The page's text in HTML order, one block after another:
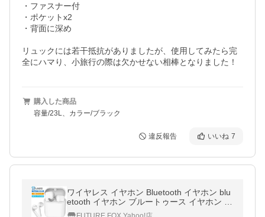
・ファスナー付
・ポケットx2
・背面に深め
リュックには若干抵抗がありましたが、使用してみたら完
全にハマり、小旅行の際は欠かせない相棒となりました！
購入した商品
容量/23L、カラー/ブラック
違反報告 いいね 7
ワイヤレス イヤホン Bluetooth イヤホン blu
etooth イヤホン ブルートゥース イヤホン ip
hone11 イヤホン iphone Android 対応